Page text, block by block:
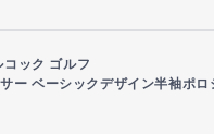
ック ゴルフ
ー ベーシックデザイン半袖ポロ